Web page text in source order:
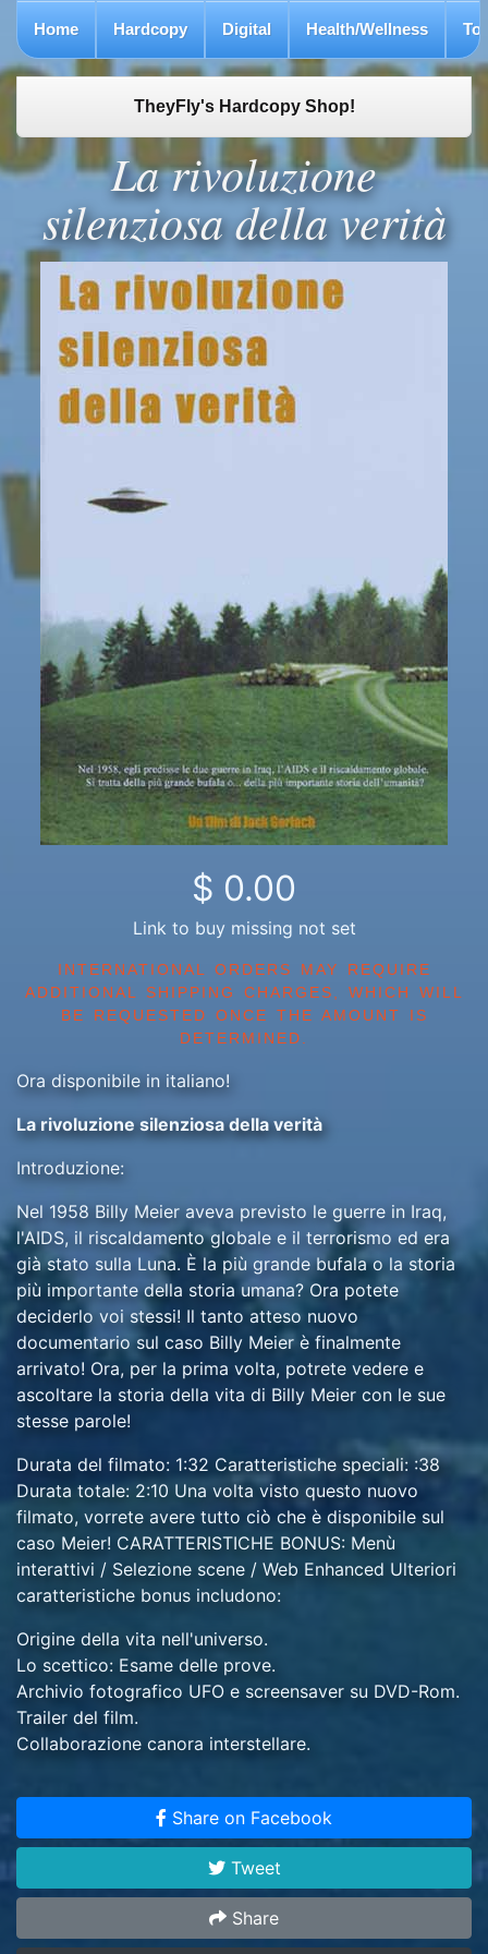
Home Hardcopy Digital Health/Wellness To
TheyFly's Hardcopy Shop!
La rivoluzione
silenziosa della verità
$ 0.00
Link to buy missing not set
INTERNATIONAL ORDERS MAY REQUIRE
ADDITIONAL SHIPPING CHARGES, WHICH WILL
BE REQUESTED ONCE THE AMOUNT IS
DETERMINED.
Ora disponibile in italiano!
La rivoluzione silenziosa della verità
Introduzione:
Nel 1958 Billy Meier aveva previsto le guerre in Iraq,
l'AIDS, il riscaldamento globale e il terrorismo ed era
già stato sulla Luna. È la più grande bufala o la storia
più importante della storia umana? Ora potete
deciderlo voi stessi! Il tanto atteso nuovo
documentario sul caso Billy Meier è finalmente
arrivato! Ora, per la prima volta, potrete vedere e
ascoltare la storia della vita di Billy Meier con le sue
stesse parole!
Durata del filmato: 1:32 Caratteristiche speciali: :38
Durata totale: 2:10 Una volta visto questo nuovo
filmato, vorrete avere tutto ciò che è disponibile sul
caso Meier! CARATTERISTICHE BONUS: Menù
interattivi / Selezione scene / Web Enhanced Ulteriori
caratteristiche bonus includono:
Origine della vita nell'universo.
Lo scettico: Esame delle prove.
Archivio fotografico UFO e screensaver su DVD-Rom.
Trailer del film.
Collaborazione canora interstellare.
Share on Facebook
Tweet
Share